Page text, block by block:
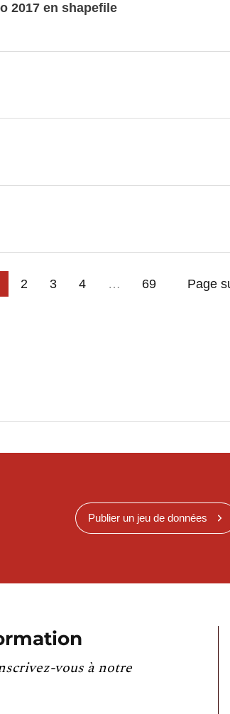
2017 en shapefile
2 3 4 … 69 Page
Publier un jeu de données
vous à notre